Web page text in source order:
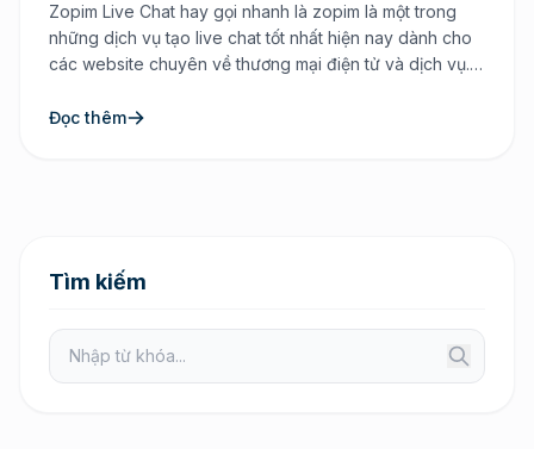
Zopim Live Chat hay gọi nhanh là zopim là một trong
những dịch vụ tạo live chat tốt nhất hiện nay dành cho
các website chuyên về thương mại điện tử và dịch vụ.
chát trực tiếp với khách hàng ngay trên website thông
Đọc thêm
Tìm kiếm